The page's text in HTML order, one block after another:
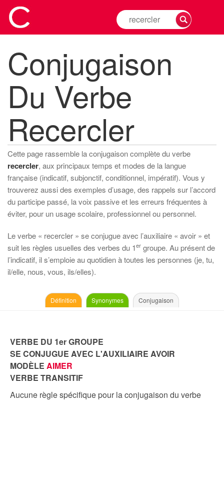
Rechercher
la
d'un
verbe
Conjugaison
Du Verbe
Recercler
Cette page rassemble la conjugaison complète du verbe
recercler, aux principaux temps et modes de la langue
française (indicatif, subjonctif, conditionnel, impératif). Vous y
trouverez aussi des exemples d’usage, des rappels sur l’accord
du participe passé, la voix passive et les erreurs fréquentes à
éviter, pour un usage scolaire, professionnel ou personnel.
Le verbe « recercler » se conjugue avec l’auxiliaire « avoir » et
suit les règles usuelles des verbes du 1er groupe. Au présent de
l’indicatif, il s’emploie au quotidien à toutes les personnes (je, tu,
il/elle, nous, vous, ils/elles).
Définition Synonymes Conjugaison
VERBE DU 1er GROUPE
SE CONJUGUE AVEC L'AUXILIAIRE AVOIR
MODÈLE AIMER
VERBE TRANSITIF
Aucune règle spécifique pour la conjugaison du verbe